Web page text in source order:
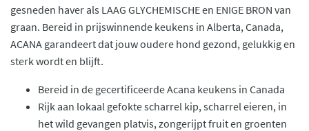
gesneden haver als LAAG GLYCHEMISCHE en ENIGE BRON van
graan. Bereid in prijswinnende keukens in Alberta, Canada,
ACANA garandeert dat jouw oudere hond gezond, gelukkig en
sterk wordt en blijft.
Bereid in de gecertificeerde Acana keukens in Canada
Rijk aan lokaal gefokte scharrel kip, scharrel eieren, in
het wild gevangen platvis, zongerijpt fruit en groenten